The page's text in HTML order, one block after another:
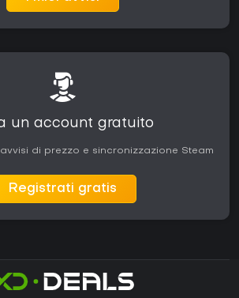
un account gratuito
di prezzo e sincronizzazione Steam
Registrati gratis